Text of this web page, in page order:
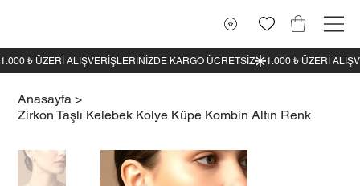
Anasayfa >
Zirkon Taşlı Kelebek Kolye Küpe Kombin Altın Renk
1.000 ₺ ÜZERI ALIŞVERIŞLERINIZDE KARGO ÜCRETSIZ